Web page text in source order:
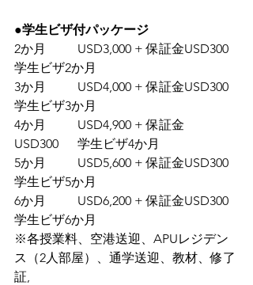
●学生ビザ付パッケージ
2か月	USD3,000 + 保証金USD300
学生ビザ2か月
3か月	USD4,000 + 保証金USD300
学生ビザ3か月
4か月	USD4,900 + 保証金
USD300　  学生ビザ4か月
5か月	USD5,600 + 保証金USD300
学生ビザ5か月
6か月	USD6,200 + 保証金USD300
学生ビザ6か月
※各授業料、空港送迎、APUレジデン
ス（2人部屋）、通学送迎、教材、修了
証,